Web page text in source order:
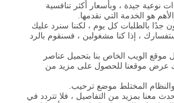
نوعية جيدة ، وبأسعار أكثر تنافسية
هو الخدمة التي نقدمها.
جدًا بالطلبات كل يوم ، لكننا سنرد عليك
، إذا كنا مشغولين ، فسنقوم بالرد
الويب الخاص بنا بتحميل عناصر
عرض موقعنا للحصول على مزيد من
معنا بمزيد من التفاصيل ، فلا تتردد في